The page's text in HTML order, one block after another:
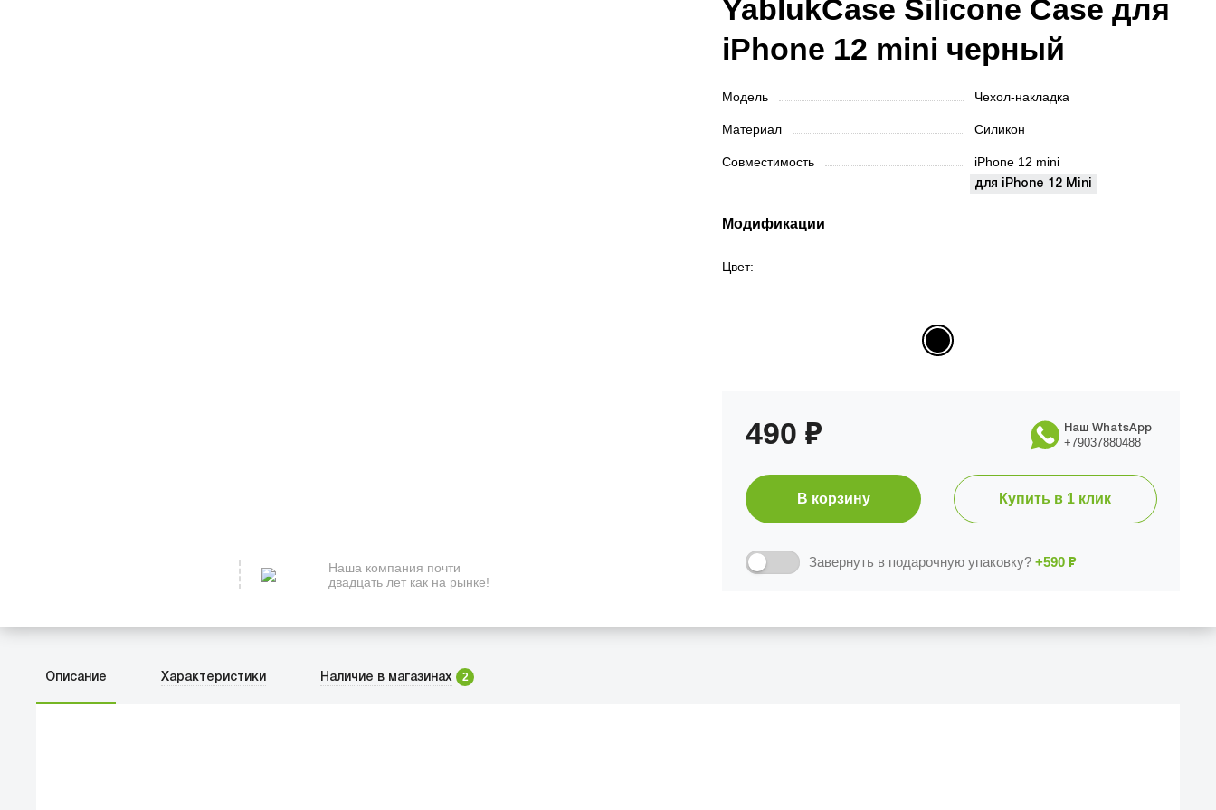
YablukCase Silicone Case для
iPhone 12 mini черный
Модель Чехол-накладка
Материал Силикон
Совместимость iPhone 12 mini
для iPhone 12 Mini
Модификации
Цвет:
490 ₽ Наш WhatsApp
+79037880488
В корзину Купить в 1 клик
Завернуть в подарочную упаковку? +590 ₽
Наша компания почти
двадцать лет как на рынке!
Описание Характеристики Наличие в магазинах 2